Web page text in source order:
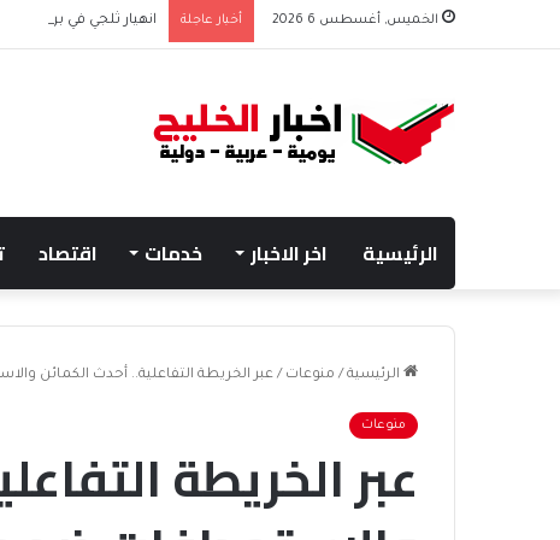
الخميس, أغسطس 6 2026 أخبار عاجلة انهيار ثلجي في برود بيك
الرئيسية اخر الاخبار خدمات اقتصاد
الرئيسية / منوعات / عبر الخريطة التفاعلية.. أحدث الكمائن
منوعات
عبر الخريطة